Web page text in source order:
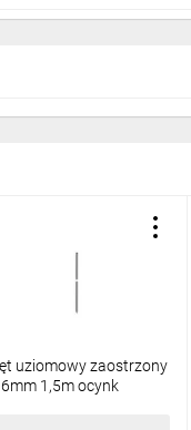
uziomowy zaostrzony
1,5m ocynk